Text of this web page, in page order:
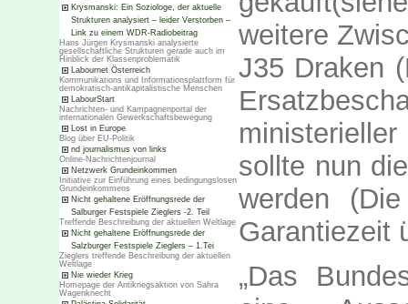
Krysmanski: Ein Soziologe, der aktuelle
Strukturen analysiert – leider Verstorben –
Link zu einem WDR-Radiobeitrag
Hans Jürgen Krysmanski analysierte
gesellschaftliche Strukturen gerade auch im
Hinblick der Klassenproblematik
Labournet Österreich
Kommunikations und Informationsplattform für
demokratisch-antikapitalistische Menschen
LabourStart
Nachrichten- und Kampagnenportal der
internationalen Gewerkschaftsbewegung
Lost in Europe
Blog über EU-Politik
nd journalismus von links
Online-Nachrichtenjournal
Netzwerk Grundeinkommen
Initiative zur Einführung eines bedingungslosen
Grundeinkommens
Nicht gehaltene Eröffnungsrede der
Salburger Festspiele Zieglers -2. Teil
Treffende Beschreibung der aktuellen Weltlage
Nicht gehaltene Eröffnungsrede der
Salzburger Festspiele Zieglers – 1.Tei
Zieglers treffende Beschreibung der aktuellen
Weltlage
Nie wieder Krieg
Homepage der Antikriegsaktion von Sahra
Wagenknecht
weitere
J35 Draken
sollte nun
werden
Garantiezeit
„Das